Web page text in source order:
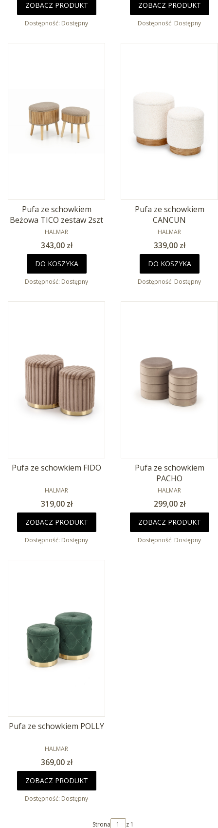
ZOBACZ PRODUKT
Dostępność: Dostępny
ZOBACZ PRODUKT
Dostępność: Dostępny
Pufa ze schowkiem
Beżowa TICO zestaw 2szt
PRODUCENT
HALMAR
Cena
343,00 zł
DO KOSZYKA
Dostępność: Dostępny
Pufa ze schowkiem
CANCUN
PRODUCENT
HALMAR
Cena
339,00 zł
DO KOSZYKA
Dostępność: Dostępny
Pufa ze schowkiem FIDO
PRODUCENT
HALMAR
Cena
319,00 zł
ZOBACZ PRODUKT
Dostępność: Dostępny
Pufa ze schowkiem
PACHO
PRODUCENT
HALMAR
Cena
299,00 zł
ZOBACZ PRODUKT
Dostępność: Dostępny
Pufa ze schowkiem POLLY
PRODUCENT
HALMAR
Cena
369,00 zł
ZOBACZ PRODUKT
Dostępność: Dostępny
Strona z 1